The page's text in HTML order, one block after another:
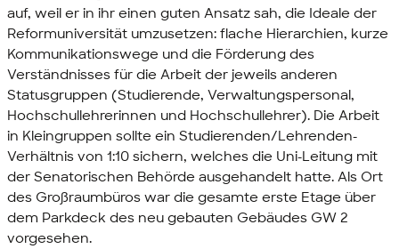
auf, weil er in ihr einen guten Ansatz sah, die Ideale der
Reformuniversität umzusetzen: flache Hierarchien, kurze
Kommunikationswege und die Förderung des
Verständnisses für die Arbeit der jeweils anderen
Statusgruppen (Studierende, Verwaltungspersonal,
Hochschullehrerinnen und Hochschullehrer). Die Arbeit
in Kleingruppen sollte ein Studierenden/Lehrenden-
Verhältnis von 1:10 sichern, welches die Uni-Leitung mit
der Senatorischen Behörde ausgehandelt hatte. Als Ort
des Großraumbüros war die gesamte erste Etage über
dem Parkdeck des neu gebauten Gebäudes GW 2
vorgesehen.